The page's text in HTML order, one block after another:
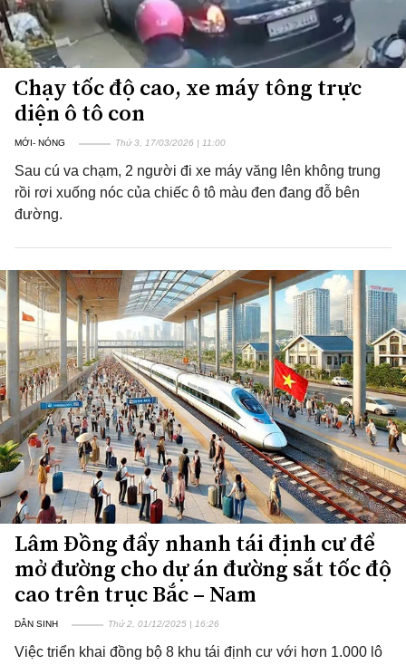
Chạy tốc độ cao, xe máy tông trực
diện ô tô con
MỚI- NÓNG Thứ 3, 17/03/2026 | 11:00
Sau cú va chạm, 2 người đi xe máy văng lên không trung
rồi rơi xuống nóc của chiếc ô tô màu đen đang đỗ bên
đường.
Lâm Đồng đẩy nhanh tái định cư để
mở đường cho dự án đường sắt tốc độ
cao trên trục Bắc – Nam
DÂN SINH Thứ 2, 01/12/2025 | 16:26
Việc triển khai đồng bộ 8 khu tái định cư với hơn 1.000 lô